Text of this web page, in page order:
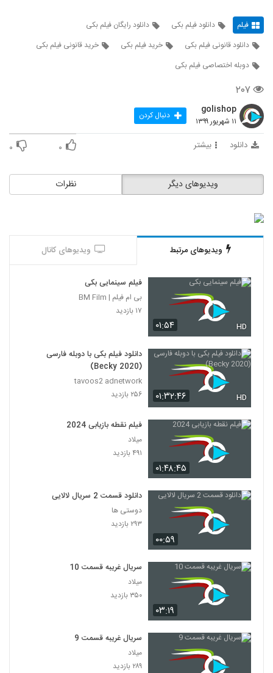
فیلم دانلود فیلم بکی
دانلود رایگان فیلم بکی
دانلود قانونی فیلم بکی
خرید فیلم بکی
خرید قانونی فیلم بکی
دوبله اختصاصی فیلم بکی
۲۰۷
golishop
۱۱ شهریور ۱۳۹۹ دنبال کردن
دانلود بیشتر ۰ ۰
نظرات ویدیوهای دیگر
ویدیوهای مرتبط ویدیوهای کانال
۰۱:۵۴ HD
فیلم سینمایی بکی
بی ام فیلم | BM Film
۱۷ بازدید
۰۱:۳۲:۴۶ HD
دانلود فیلم بکی با دوبله فارسی
(Becky 2020)
tavoos2 adnetwork
۲۵۶ بازدید
۰۱:۴۸:۴۵
فیلم نقطه بازیابی 2024
میلاد
۴۹۱ بازدید
۰۰:۵۹
دانلود قسمت 2 سریال لالایی
دوستی ها
۲۹۳ بازدید
۰۳:۱۹
سریال غریبه قسمت 10
میلاد
۳۵۰ بازدید
سریال غریبه قسمت 9
میلاد
۲۸۹ بازدید